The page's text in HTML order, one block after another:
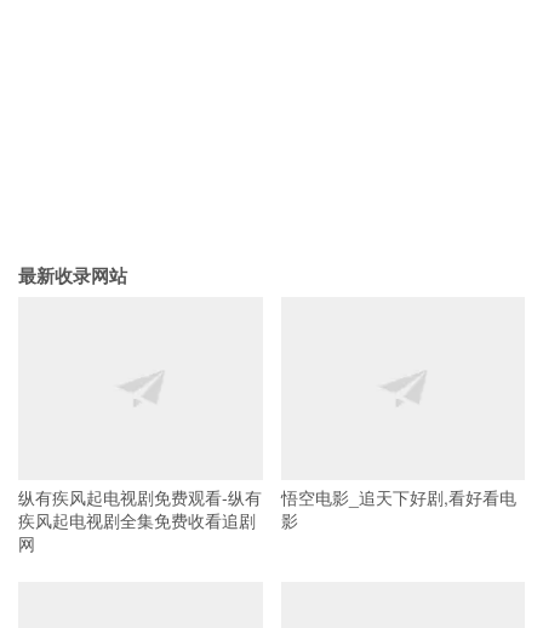
最新收录网站
纵有疾风起电视剧免费观看-纵有
疾风起电视剧全集免费收看追剧
网
悟空电影_追天下好剧,看好看电
影